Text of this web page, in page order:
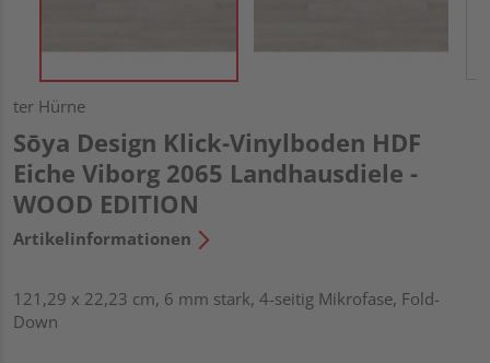
ter Hürne
Sōya Design Klick-Vinylboden HDF
Eiche Viborg 2065 Landhausdiele -
WOOD EDITION
Artikelinformationen
121,29 x 22,23 cm, 6 mm stark, 4-seitig Mikrofase, Fold-
Down